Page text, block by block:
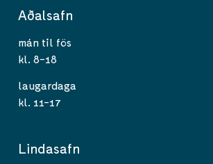
Aðalsafn
mán til fös
kl. 8-18
laugardaga
kl. 11-17
Lindasafn